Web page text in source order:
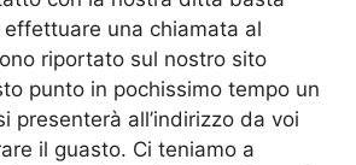
una chiamata al
riportato sul nostro sito
punto in pochissimo tempo un
presenterà all’indirizzo da voi
il guasto. Ci teniamo a